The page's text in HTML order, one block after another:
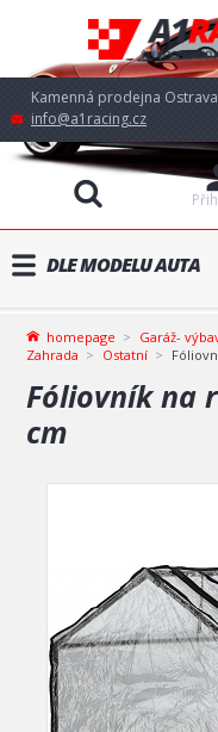
Kamenná prodejna
info@a1racing.cz
DLE MODELU AUTA
homepage Garáž-
Zahrada
Ostatní
Fóliovník na
cm